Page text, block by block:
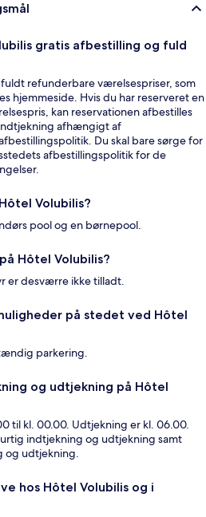
gratis afbestilling og fuld
fuldt refunderbare værelsespriser, som
hjemmeside. Hvis du har reserveret en
kan reservationen afbestilles
afhængigt af
Du skal bare sørge for
afbestillingspolitik for de
Volubilis?
pool og en børnepool.
Hôtel Volubilis?
er desværre ikke tilladt.
på stedet ved Hôtel
parkering.
og udtjekning på Hôtel
til kl. 00.00. Udtjekning er kl. 06.00.
indtjekning og udtjekning samt
og udtjekning.
hos Hôtel Volubilis og i